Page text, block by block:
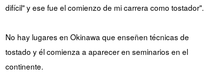
difícil" y ese fue el comienzo de mi carrera como tostador".
No hay lugares en Okinawa que enseñen técnicas de
tostado y él comienza a aparecer en seminarios en el
continente.